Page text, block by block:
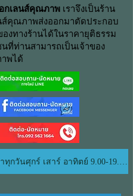
กเลนส์คุณภาพ เราจึงเป็นร้าน
ส์คุณภาพส่งออกมาตัดประกอบ
งทางร้านได้ในราคายุติธรรม
ที่ท่านสามารถเป็นเจ้าของ
พได้
กวันศุกร์ เสาร์ อาทิตย์ 9.00-19.00 น